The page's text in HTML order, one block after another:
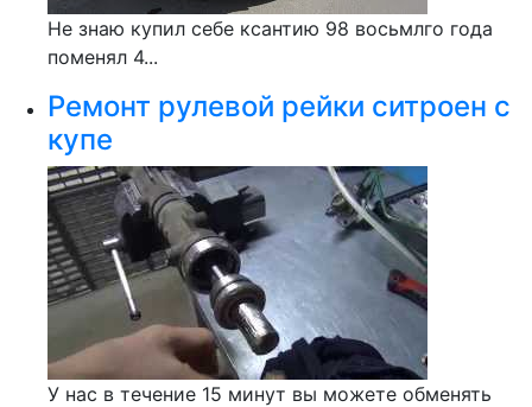
Не знаю купил себе ксантию 98 восьмлго года
поменял 4...
Ремонт рулевой рейки ситроен с
купе
У нас в течение 15 минут вы можете обменять